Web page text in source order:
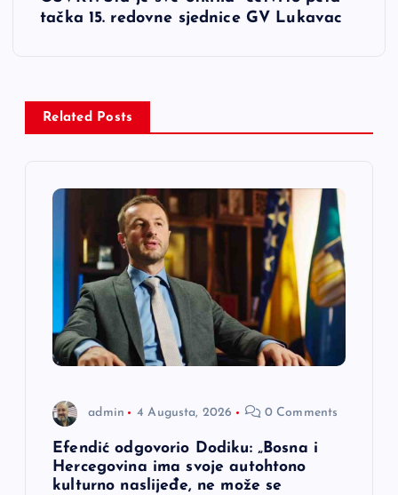
c
tačka 15. redovne sjednice GV Lukavac
Related Posts
admin 4 Augusta, 2026 0 Comments
Efendić odgovorio Dodiku: „Bosna i
Hercegovina ima svoje autohtono
kulturno naslijeđe, ne može se